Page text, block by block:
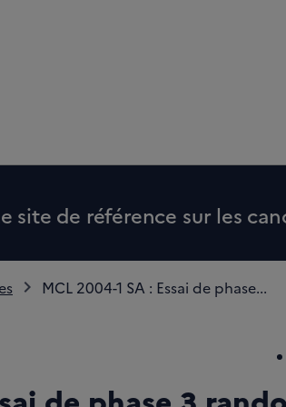
site de référence sur les
MCL 2004-1 SA : Essai de phase...